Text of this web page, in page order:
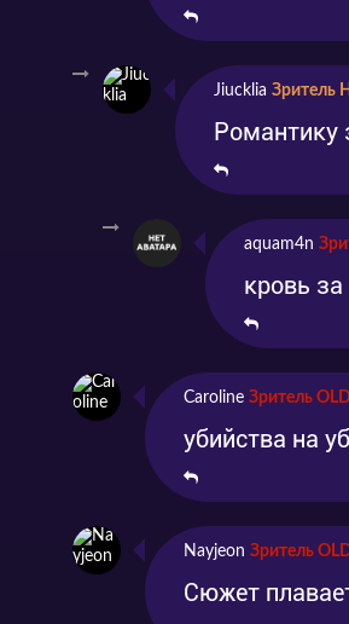
Jiucklia Зритель
Романтику
aquam4n
кровь
Caroline Зритель
убийства на
Nayjeon Зритель
Сюжет